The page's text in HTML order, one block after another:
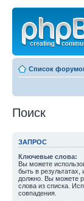
Список
Поиск
ЗАПРОС
Ключевые слова:
Вы можете
быть в результатах,
должно. Вы можете
слова из списка.
совпадения.